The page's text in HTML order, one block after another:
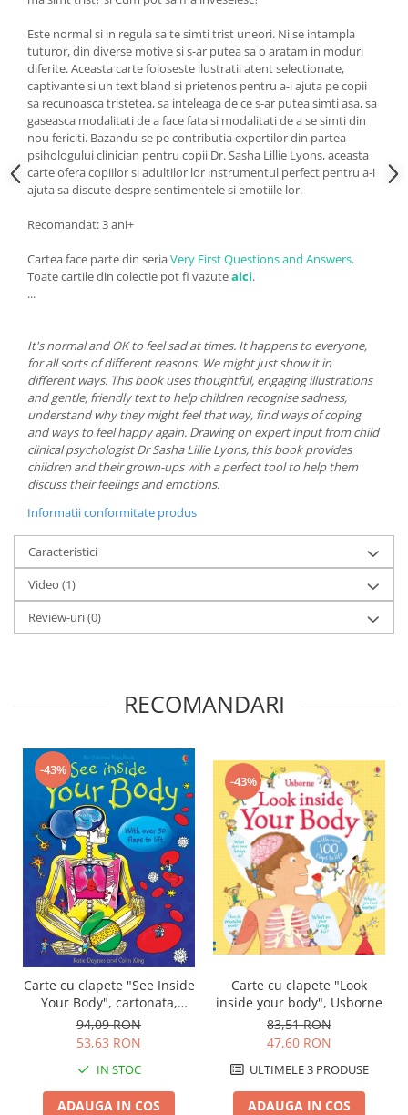
Este normal si in regula sa te simti trist uneori. Ni se intampla
tuturor, din diverse motive si s-ar putea sa o aratam in moduri
diferite. Aceasta carte foloseste ilustratii atent selectionate,
captivante si un text bland si prietenos pentru a-i ajuta pe copii
sa recunoasca tristetea, sa inteleaga de ce s-ar putea simti asa, sa
gaseasca modalitati de a face fata si modalitati de a se simti din
nou fericiti. Bazandu-se pe contributia expertilor din partea
psihologului clinician pentru copii Dr. Sasha Lillie Lyons, aceasta
carte ofera copiilor si adultilor lor instrumentul perfect pentru a-i
ajuta sa discute despre sentimentele si emotiile lor.
Recomandat: 3 ani+
Cartea face parte din seriaVery First Questions and Answers.
Toate cartile din colectie pot fi vazuteaici.
...
It's normal and OK to feel sad at times. It happens to everyone,
for all sorts of different reasons. We might just show it in
different ways. This book uses thoughtful, engaging illustrations
and gentle, friendly text to help children recognise sadness,
understand why they might feel that way, find ways of coping
and ways to feel happy again. Drawing on expert input from child
clinical psychologist Dr Sasha Lillie Lyons, this book provides
children and their grown-ups with a perfect tool to help them
discuss their feelings and emotions.
Informatii conformitate produs
Caracteristici
Video (1)
Review-uri(0)
RECOMANDARI
-43%
Carte cu clapete "See Inside
Your Body", cartonata,
Usborne
94,09 RON
53,63 RON
IN STOC
ADAUGA IN COS
-43%
Carte cu clapete "Look
inside your body", Usborne
83,51 RON
47,60 RON
ULTIMELE 3 PRODUSE
ADAUGA IN COS